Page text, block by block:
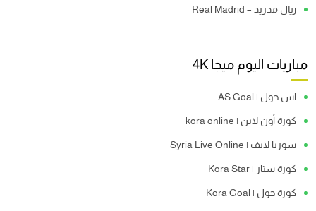
ريال مدريد – Real Madrid
مباريات اليوم ميجا 4K
اس جول | AS Goal
كورة أون لاين | kora online
سوريا لايف | Syria Live Online
كورة ستار | Kora Star
كورة جول | Kora Goal